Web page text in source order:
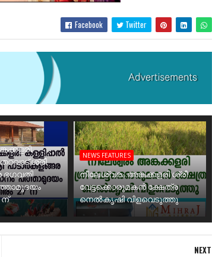
Facebook Twitter
തറവാട് ശ്രീ
ഭഗവതി
ന്
NEWS FEATURES
നീലേശ്വരം അങ്കക്കളരി ശ്രീ
വേട്ടക്കൊരുമകൻ ക്ഷേത്ര
നെൽകൃഷി വിളവെടുത്തു
NEXT